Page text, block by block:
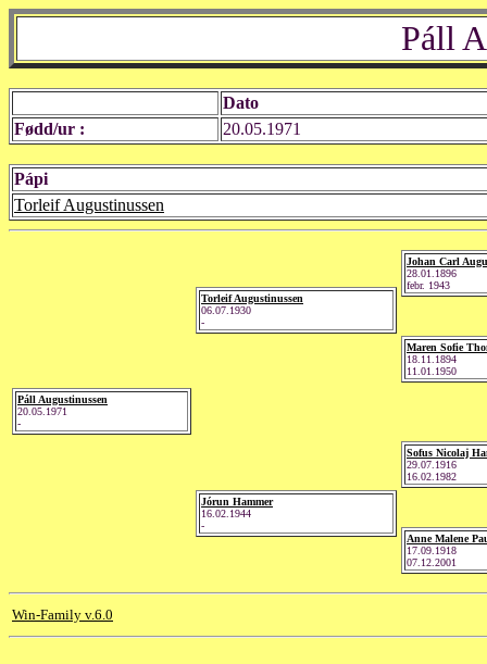
Páll
Dato
Fødd/ur :
20.05.1971
Pápi
Torleif Augustinussen
Páll Augustinussen
20.05.1971
-
Torleif Augustinussen
06.07.1930
-
Jórun Hammer
16.02.1944
-
Johan Carl
28.01.1896
febr. 1943
Maren Sofie
18.11.1894
11.01.1950
Sofus Nicolaj
29.07.1916
16.02.1982
Anne Malene
17.09.1918
07.12.2001
Win-Family v.6.0